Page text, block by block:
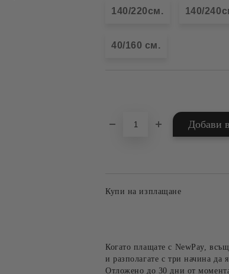
140/220см. 140/
40/160 см.
Купи на изплащане
Когато плащате с NewPay,
и разполагате с три начина да
Отложено до 30 дни от